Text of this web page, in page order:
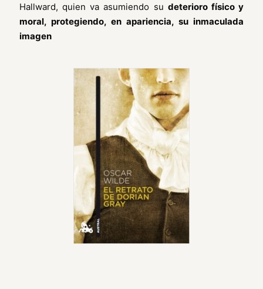
Hallward, quien va asumiendo su deterioro físico y
moral, protegiendo, en apariencia, su inmaculada
imagen